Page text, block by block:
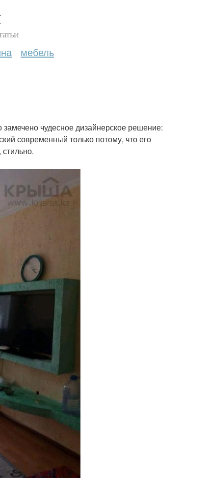
мебель
чудесное дизайнерское решение:
современный только потому, что его